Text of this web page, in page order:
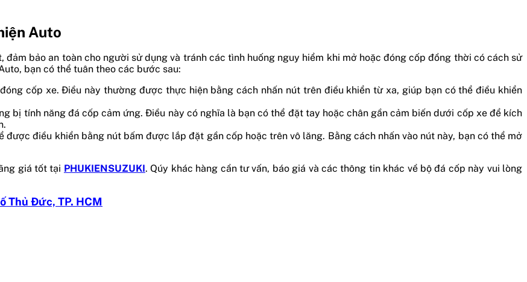
Auto
bảo an toàn cho người sử dụng và tránh các tình huống nguy hiểm khi mở hoặc đóng cốp đồng thời có cách sử
bạn có thể tuân theo các bước sau:
cốp xe. Điều này thường được thực hiện bằng cách nhấn nút trên điều khiển từ xa, giúp bạn có thể điều khiển
bị tính năng đá cốp cảm ứng. Điều này có nghĩa là bạn có thể đặt tay hoặc chân gần cảm biến dưới cốp xe để kích
được điều khiển bằng nút bấm được lắp đặt gần cốp hoặc trên vô lăng. Bằng cách nhấn vào nút này, bạn có thể mở
giá tốt tại PHUKIENSUZUKI. Qúy khác hàng cần tư vấn, báo giá và các thông tin khác về bộ đá cốp này vui lòng
Thủ Đức, TP. HCM